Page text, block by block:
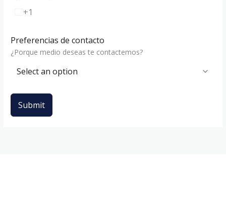
a
d
s
d
o
+1
Preferencias de contacto
¿Porque medio deseas te contactemos?
Submit